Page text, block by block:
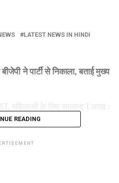
LATEST NEWS IN HINDI
ने पार्टी से निकाला, बताई मुख्य
READING